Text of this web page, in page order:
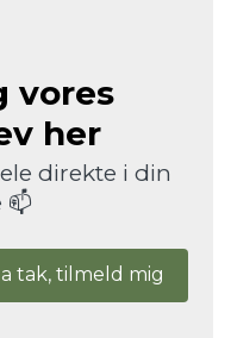
vores
her
direkte i din
📫
tak, tilmeld mig